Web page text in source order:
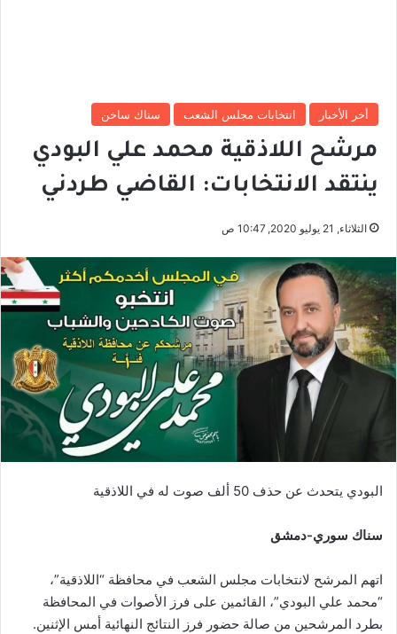
أخر الأخبار انتخابات مجلس الشعب سناك ساخن
مرشح اللاذقية محمد علي البودي
ينتقد الانتخابات: القاضي طردني
الثلاثاء, 21 يوليو 2020, 10:47 ص
البودي يتحدث عن حذف 50 ألف صوت له في اللاذقية
سناك سوري-دمشق
اتهم المرشح لانتخابات مجلس الشعب في محافظة “اللاذقية”،
“محمد علي البودي”، القائمين على فرز الأصوات في المحافظة
بطرد المرشحين من صالة حضور فرز النتائج النهائية أمس الإثنين.